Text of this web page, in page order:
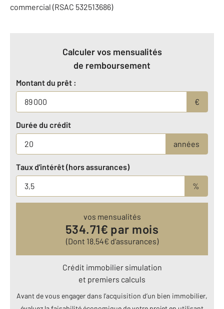
commercial (RSAC 532513686)
Calculer vos mensualités
de remboursement
Montant du prêt :
€
Durée du crédit
années
Taux d'intérêt (hors assurances)
%
vos mensualités
534.71€ par mois
(Dont 18.54€ d’assurances)
Crédit immobilier simulation
et premiers calculs
Avant de vous engager dans l’acquisition d’un bien immobilier,